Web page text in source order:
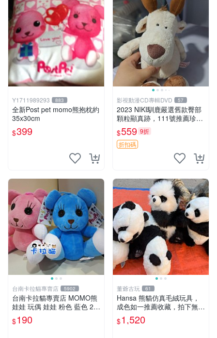
Y1711989293 883
全新Post pet momo熊抱枕約
35x30cm
$399
影視動漫CD專輯DVD 57
2023 NIKI馴鹿嚴選舊款臀部
顆粒顯真跡，111號推薦珍藏
品 馴鹿 舊款 尾巴顆粒
$559 9折
折扣碼
台南卡拉貓專賣店 5902
台南卡拉貓專賣店 MOMO熊
娃娃 玩偶 娃娃 粉色 藍色 2色
分售
$190
董爺古玩 61
Hansa 熊貓仿真毛絨玩具，
成色如一推薦收藏，拍下無疑
心 熊貓 毛絨玩具 收藏
$1,520